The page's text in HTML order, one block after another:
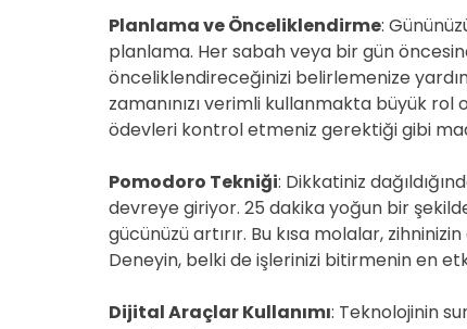
Planlama ve Önceliklendirme:
planlama. Her sabah veya bir gün
önceliklendireceğinizi belirlemenize
zamanınızı verimli kullanmakta büyük
ödevleri kontrol etmeniz gerektiği gibi
Pomodoro Tekniği: Dikkatiniz
devreye giriyor. 25 dakika yoğun bir
gücünüzü artırır. Bu kısa molalar,
Deneyin, belki de işlerinizi bitirmenin en
Dijital Araçlar Kullanımı: Teknolojinin